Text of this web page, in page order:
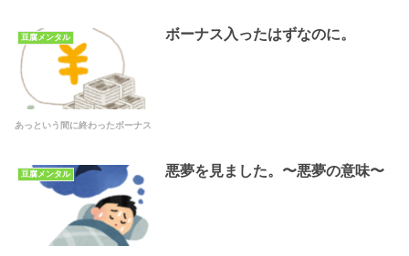
豆腐メンタル ボーナス入ったはずなのに。
あっという間に終わったボーナス
豆腐メンタル 悪夢を見ました。〜悪夢の意味〜